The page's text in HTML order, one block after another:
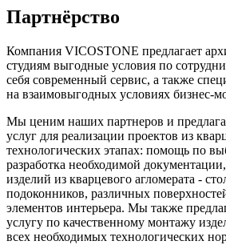
Партнёрство
Компания VICOSTONE предлагает
студиям выгодные условия по
себя современный сервис, а также
на взаимовыгодных условиях бизнес-
Мы ценим наших партнеров и
услуг для реализации проектов из
технологических этапах: помощь по
разработка необходимой
изделий из кварцевого агломерата -
подоконников, различных
элементов интерьера. Мы также
услугу по качественному монтажу
всех необходимых технологических